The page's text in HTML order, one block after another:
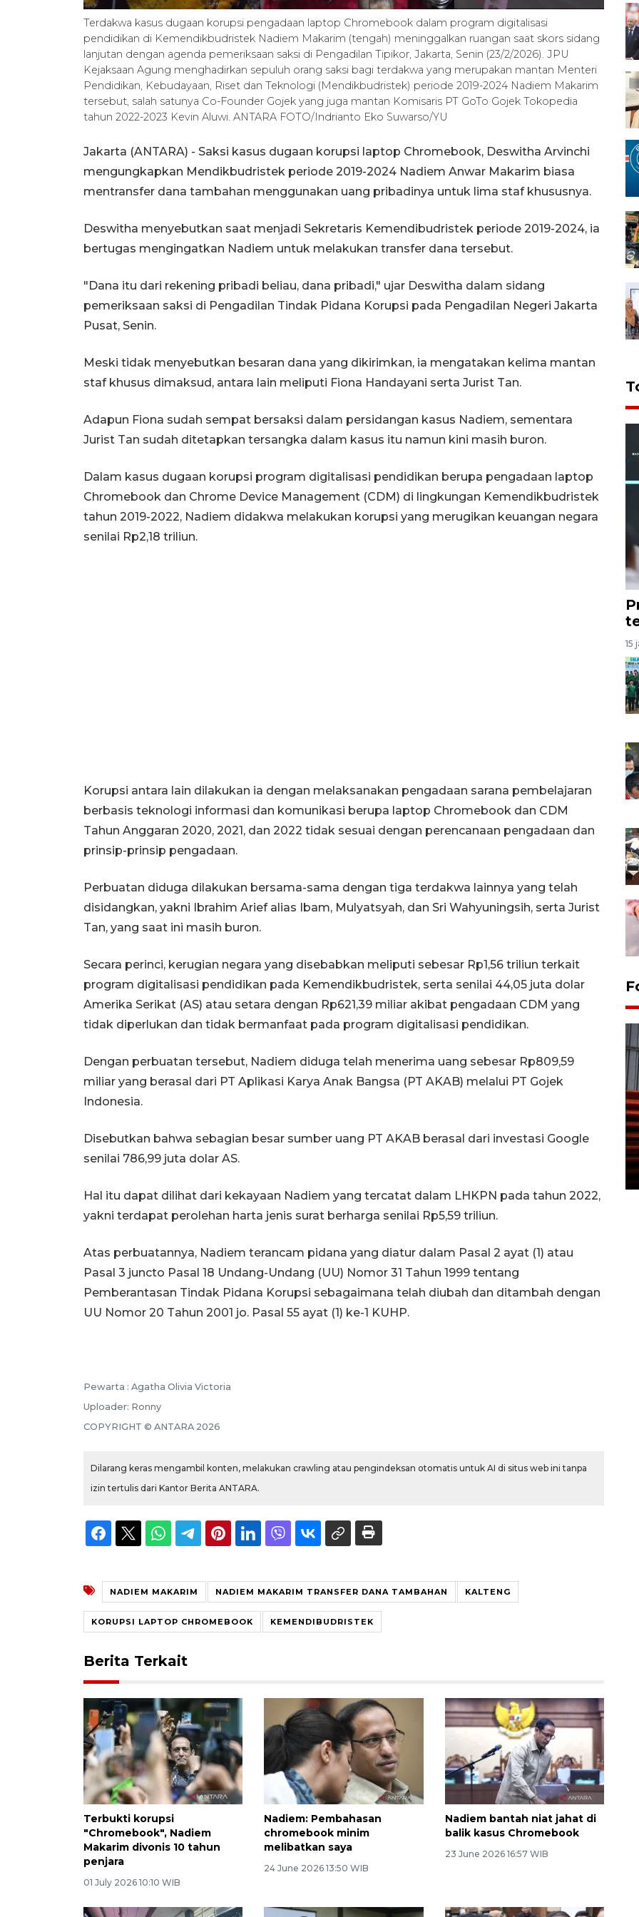
Terdakwa kasus dugaan korupsi pengadaan laptop Chromebook dalam program digitalisasi
pendidikan di Kemendikbudristek Nadiem Makarim (tengah) meninggalkan ruangan saat skors sidang
lanjutan dengan agenda pemeriksaan saksi di Pengadilan Tipikor, Jakarta, Senin (23/2/2026). JPU
Kejaksaan Agung menghadirkan sepuluh orang saksi bagi terdakwa yang merupakan mantan Menteri
Pendidikan, Kebudayaan, Riset dan Teknologi (Mendikbudristek) periode 2019-2024 Nadiem Makarim
tersebut, salah satunya Co-Founder Gojek yang juga mantan Komisaris PT GoTo Gojek Tokopedia
tahun 2022-2023 Kevin Aluwi. ANTARA FOTO/Indrianto Eko Suwarso/YU
Jakarta (ANTARA) - Saksi kasus dugaan korupsi laptop Chromebook, Deswitha Arvinchi
mengungkapkan Mendikbudristek periode 2019-2024 Nadiem Anwar Makarim biasa
mentransfer dana tambahan menggunakan uang pribadinya untuk lima staf khususnya.
Deswitha menyebutkan saat menjadi Sekretaris Kemendibudristek periode 2019-2024, ia
bertugas mengingatkan Nadiem untuk melakukan transfer dana tersebut.
"Dana itu dari rekening pribadi beliau, dana pribadi," ujar Deswitha dalam sidang
pemeriksaan saksi di Pengadilan Tindak Pidana Korupsi pada Pengadilan Negeri Jakarta
Pusat, Senin.
Meski tidak menyebutkan besaran dana yang dikirimkan, ia mengatakan kelima mantan
staf khusus dimaksud, antara lain meliputi Fiona Handayani serta Jurist Tan.
Adapun Fiona sudah sempat bersaksi dalam persidangan kasus Nadiem, sementara
Jurist Tan sudah ditetapkan tersangka dalam kasus itu namun kini masih buron.
Dalam kasus dugaan korupsi program digitalisasi pendidikan berupa pengadaan laptop
Chromebook dan Chrome Device Management (CDM) di lingkungan Kemendikbudristek
tahun 2019-2022, Nadiem didakwa melakukan korupsi yang merugikan keuangan negara
senilai Rp2,18 triliun.
Korupsi antara lain dilakukan ia dengan melaksanakan pengadaan sarana pembelajaran
berbasis teknologi informasi dan komunikasi berupa laptop Chromebook dan CDM
Tahun Anggaran 2020, 2021, dan 2022 tidak sesuai dengan perencanaan pengadaan dan
prinsip-prinsip pengadaan.
Perbuatan diduga dilakukan bersama-sama dengan tiga terdakwa lainnya yang telah
disidangkan, yakni Ibrahim Arief alias Ibam, Mulyatsyah, dan Sri Wahyuningsih, serta Jurist
Tan, yang saat ini masih buron.
Secara perinci, kerugian negara yang disebabkan meliputi sebesar Rp1,56 triliun terkait
program digitalisasi pendidikan pada Kemendikbudristek, serta senilai 44,05 juta dolar
Amerika Serikat (AS) atau setara dengan Rp621,39 miliar akibat pengadaan CDM yang
tidak diperlukan dan tidak bermanfaat pada program digitalisasi pendidikan.
Dengan perbuatan tersebut, Nadiem diduga telah menerima uang sebesar Rp809,59
miliar yang berasal dari PT Aplikasi Karya Anak Bangsa (PT AKAB) melalui PT Gojek
Indonesia.
Disebutkan bahwa sebagian besar sumber uang PT AKAB berasal dari investasi Google
senilai 786,99 juta dolar AS.
Hal itu dapat dilihat dari kekayaan Nadiem yang tercatat dalam LHKPN pada tahun 2022,
yakni terdapat perolehan harta jenis surat berharga senilai Rp5,59 triliun.
Atas perbuatannya, Nadiem terancam pidana yang diatur dalam Pasal 2 ayat (1) atau
Pasal 3 juncto Pasal 18 Undang-Undang (UU) Nomor 31 Tahun 1999 tentang
Pemberantasan Tindak Pidana Korupsi sebagaimana telah diubah dan ditambah dengan
UU Nomor 20 Tahun 2001 jo. Pasal 55 ayat (1) ke-1 KUHP.
Pewarta : Agatha Olivia Victoria
Uploader: Ronny
COPYRIGHT © ANTARA 2026
Dilarang keras mengambil konten, melakukan crawling atau pengindeksan otomatis untuk AI di situs web ini tanpa
izin tertulis dari Kantor Berita ANTARA.
NADIEM MAKARIM NADIEM MAKARIM TRANSFER DANA TAMBAHAN KALTENG
KORUPSI LAPTOP CHROMEBOOK KEMENDIBUDRISTEK
Berita Terkait
Terbukti korupsi
"Chromebook", Nadiem
Makarim divonis 10 tahun
penjara
01 July 2026 10:10 WIB
Nadiem: Pembahasan
chromebook minim
melibatkan saya
24 June 2026 13:50 WIB
Nadiem bantah niat jahat di
balik kasus Chromebook
23 June 2026 16:57 WIB
15
kemarau di Kalimantan